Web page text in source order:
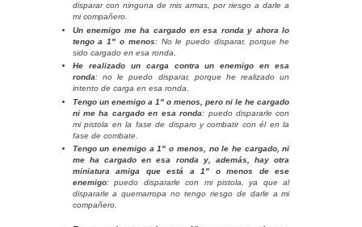
disparar con ninguna de mis armas, por riesgo a darle a
mi compañero.
Un enemigo me ha cargado en esa ronda y ahora lo
tengo a 1" o menos: No le puedo disparar, porque he
sido cargado en esa ronda.
He realizado un carga contra un enemigo en esa
ronda: no le puedo disparar, porque he realizado un
intento de carga en esa ronda.
Tengo un enemigo a 1" o menos, pero ni le he cargado
ni me ha cargado en esa ronda: puedo dispararle con
mi pistola en la fase de disparo y combatir con él en la
fase de combate.
Tengo un enemigo a 1" o menos, no le he cargado, ni
me ha cargado en esa ronda y, además, hay otra
miniatura amiga que está a 1" o menos de ese
enemigo: puedo dispararle con mi pistola, ya que al
dispararle a quemarropa no tengo riesgo de darle a mi
compañero.